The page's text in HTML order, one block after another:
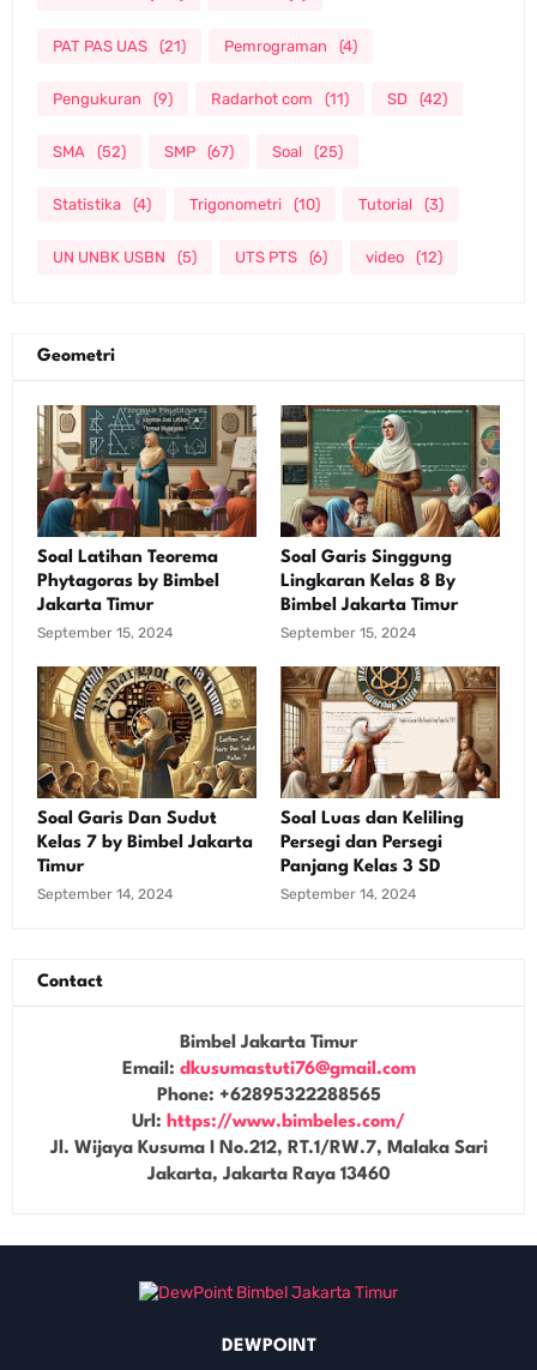
PAT PAS UAS (21) Pemrograman (4)
Pengukuran (9) Radarhot com (11) SD (42)
SMA (52) SMP (67) Soal (25)
Statistika (4) Trigonometri (10) Tutorial (3)
UN UNBK USBN (5) UTS PTS (6) video (12)
Geometri
Soal Latihan Teorema
Phytagoras by Bimbel
Jakarta Timur
September 15, 2024
Soal Garis Singgung
Lingkaran Kelas 8 By
Bimbel Jakarta Timur
September 15, 2024
Soal Garis Dan Sudut
Kelas 7 by Bimbel Jakarta
Timur
September 14, 2024
Soal Luas dan Keliling
Persegi dan Persegi
Panjang Kelas 3 SD
September 14, 2024
Contact
Bimbel Jakarta Timur
Email: dkusumastuti76@gmail.com
Phone: +62895322288565
Url: https://www.bimbeles.com/
Jl. Wijaya Kusuma I No.212, RT.1/RW.7, Malaka Sari
Jakarta, Jakarta Raya 13460
DEWPOINT